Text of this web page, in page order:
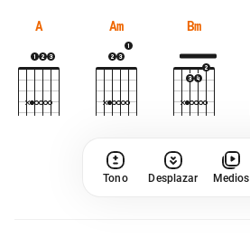
A Am Bm
Tono Desplazar Medios